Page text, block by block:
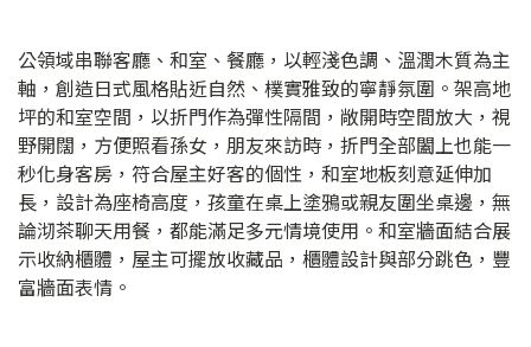
公領域串聯客廳、和室、餐廳，以輕淺色調、溫潤木質為主
軸，創造日式風格貼近自然、樸實雅致的寧靜氛圍。架高地
坪的和室空間，以折門作為彈性隔間，敞開時空間放大，視
野開闊，方便照看孫女，朋友來訪時，折門全部闔上也能一
秒化身客房，符合屋主好客的個性，和室地板刻意延伸加
長，設計為座椅高度，孩童在桌上塗鴉或親友圍坐桌邊，無
論沏茶聊天用餐，都能滿足多元情境使用。和室牆面結合展
示收納櫃體，屋主可擺放收藏品，櫃體設計與部分跳色，豐
富牆面表情。